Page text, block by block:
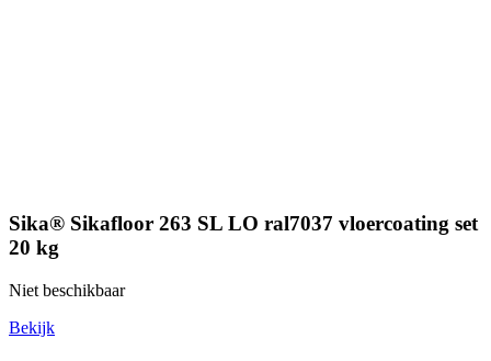
Sika® Sikafloor 263 SL LO ral7037 vloercoating set
20 kg
Niet beschikbaar
Bekijk